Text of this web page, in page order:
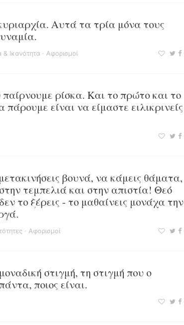
Αυτά τα τρία μόνα τους
& Ικανότητα · Αφορισμοί
ρίσκα. Και το πρώτο και το
είναι να είμαστε ειλικρινείς
βουνά, να κάμεις θάματα,
τεμπελιά και στην απιστία! Θεό
το ξέρεις - το μαθαίνεις μονάχα την
· Αφορισμοί
στιγμή, τη στιγμή που ο
ποιος είναι.